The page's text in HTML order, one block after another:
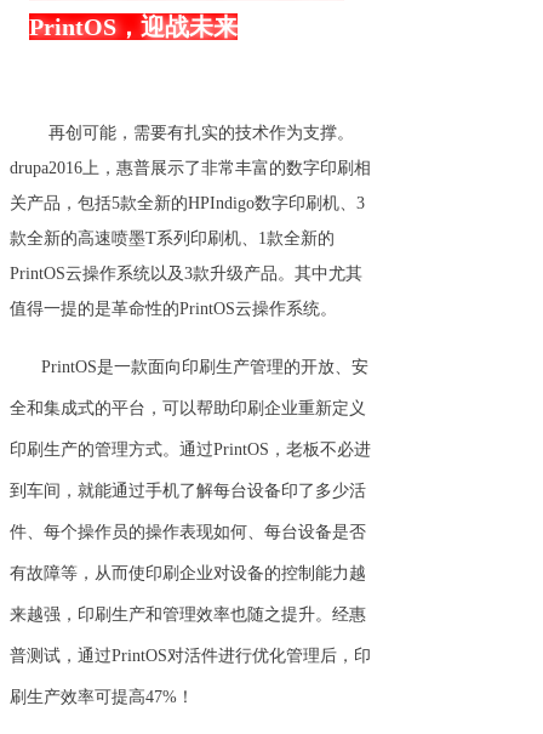
PrintOS，迎战未来
再创可能，需要有扎实的技术作为支撑。
drupa2016上，惠普展示了非常丰富的数字印刷相
关产品，包括5款全新的HPIndigo数字印刷机、3
款全新的高速喷墨T系列印刷机、1款全新的
PrintOS云操作系统以及3款升级产品。其中尤其
值得一提的是革命性的PrintOS云操作系统。
PrintOS是一款面向印刷生产管理的开放、安
全和集成式的平台，可以帮助印刷企业重新定义
印刷生产的管理方式。通过PrintOS，老板不必进
到车间，就能通过手机了解每台设备印了多少活
件、每个操作员的操作表现如何、每台设备是否
有故障等，从而使印刷企业对设备的控制能力越
来越强，印刷生产和管理效率也随之提升。经惠
普测试，通过PrintOS对活件进行优化管理后，印
刷生产效率可提高47%！